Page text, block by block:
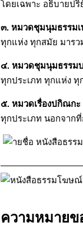
โดยเฉพาะ อธิบายป
๓. หมวดชุมนุมธรรม
ทุกแห่ง ทุกสมัย มารว
๔. หมวดชุมนุมธรรม
ทุกประเภท ทุกแห่ง ทุ
๕. หมวดเรื่องปกิณกะ
ทุกประเภท นอกจาก
ความหมาย